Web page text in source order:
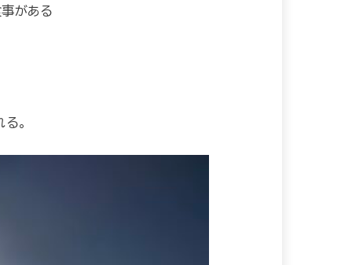
事がある
。